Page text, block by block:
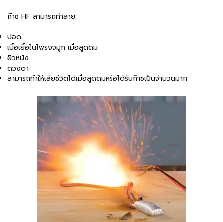
ก๊าซ HF สามารถทำลาย:
ปอด
เนื้อเยื้อในโพรงจมูก เมื่อสูดดม
ผิวหนัง
ดวงตา
สามารถทำให้เสียชีวิตได้เมื่อสูดดมหรือได้รับก๊าซเป็นจำนวนมาก